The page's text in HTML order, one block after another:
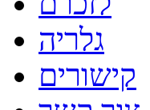
גלריה
קישורים